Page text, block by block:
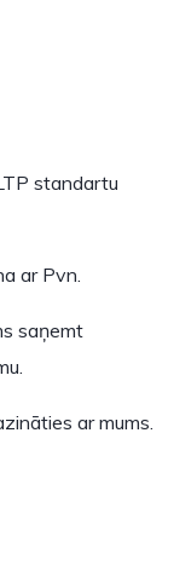
standartu
ar Pvn.
saņemt
ar mums.